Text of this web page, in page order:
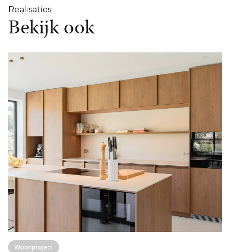
Realisaties
Bekijk ook
Woonproject